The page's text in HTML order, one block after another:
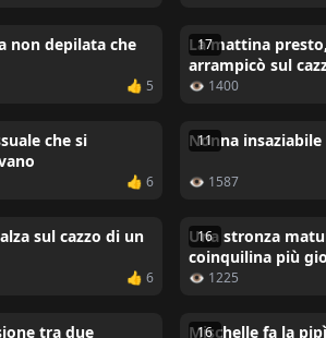
non depilata che
👍 5
17
La mattina
arrampicò sul
pelosa
👁 1400
che si
👍 6
11
Nonna insaziabile
👁 1587
sul cazzo di un
👍 6
16
Una stronza
coinquilina più
👁 1225
tra due 16
Mischelle fa la